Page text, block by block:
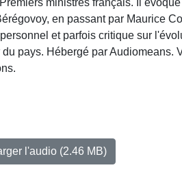
ministres français. Il
en passant par Maurice
et parfois critique sur
pays. Hébergé par Audiomeans.
l'audio (2.46 MB)